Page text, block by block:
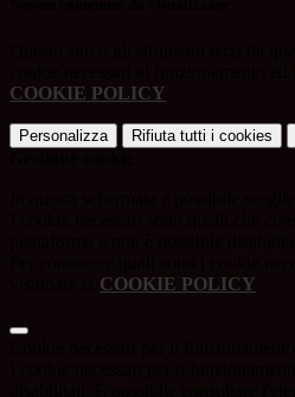
COOKIE POLICY
Personalizza Rifiuta tutti i cookies
COOKIE POLICY